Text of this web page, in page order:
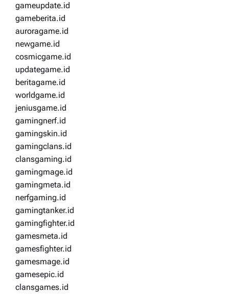
gameupdate.id
gameberita.id
auroragame.id
newgame.id
cosmicgame.id
updategame.id
beritagame.id
worldgame.id
jeniusgame.id
gamingnerf.id
gamingskin.id
gamingclans.id
clansgaming.id
gamingmage.id
gamingmeta.id
nerfgaming.id
gamingtanker.id
gamingfighter.id
gamesmeta.id
gamesfighter.id
gamesmage.id
gamesepic.id
clansgames.id